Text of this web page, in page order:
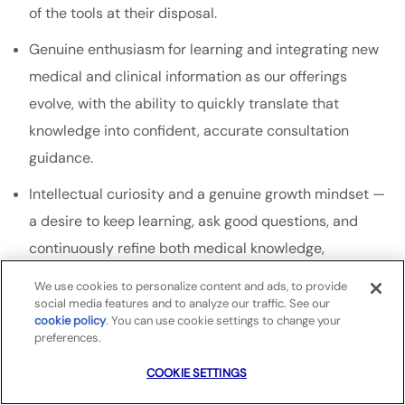
of the tools at their disposal.
Genuine enthusiasm for learning and integrating new
medical and clinical information as our offerings
evolve, with the ability to quickly translate that
knowledge into confident, accurate consultation
guidance.
Intellectual curiosity and a genuine growth mindset —
a desire to keep learning, ask good questions, and
continuously refine both medical knowledge,
Proactive problem-solver with the ability to recognize
opportunities, develop practical recommendations,
and see them through to completion.
We use cookies to personalize content and ads, to provide
social media features and to analyze our traffic. See our
cookie policy(opens in a new tab)
. You can use cookie settings to change your
preferences.
COOKIE SETTINGS